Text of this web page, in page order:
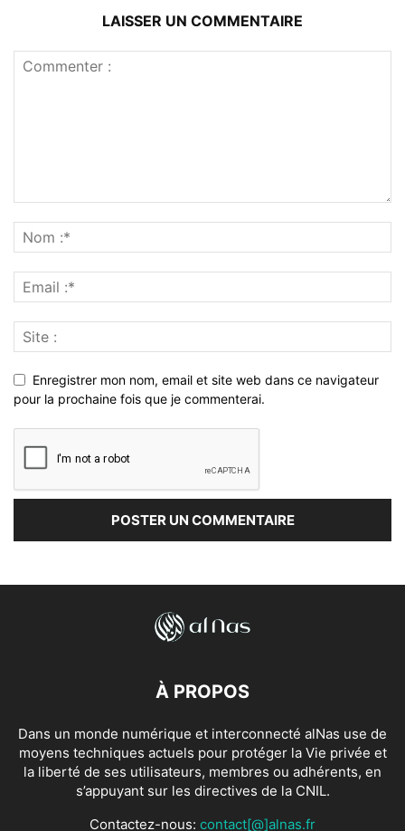
LAISSER UN COMMENTAIRE
Enregistrer mon nom, email et site web dans ce navigateur
pour la prochaine fois que je commenterai.
À PROPOS
Dans un monde numérique et interconnecté alNas use de
moyens techniques actuels pour protéger la Vie privée et
la liberté de ses utilisateurs, membres ou adhérents, en
s’appuyant sur les directives de la CNIL.
Contactez-nous: contact[@]alnas.fr